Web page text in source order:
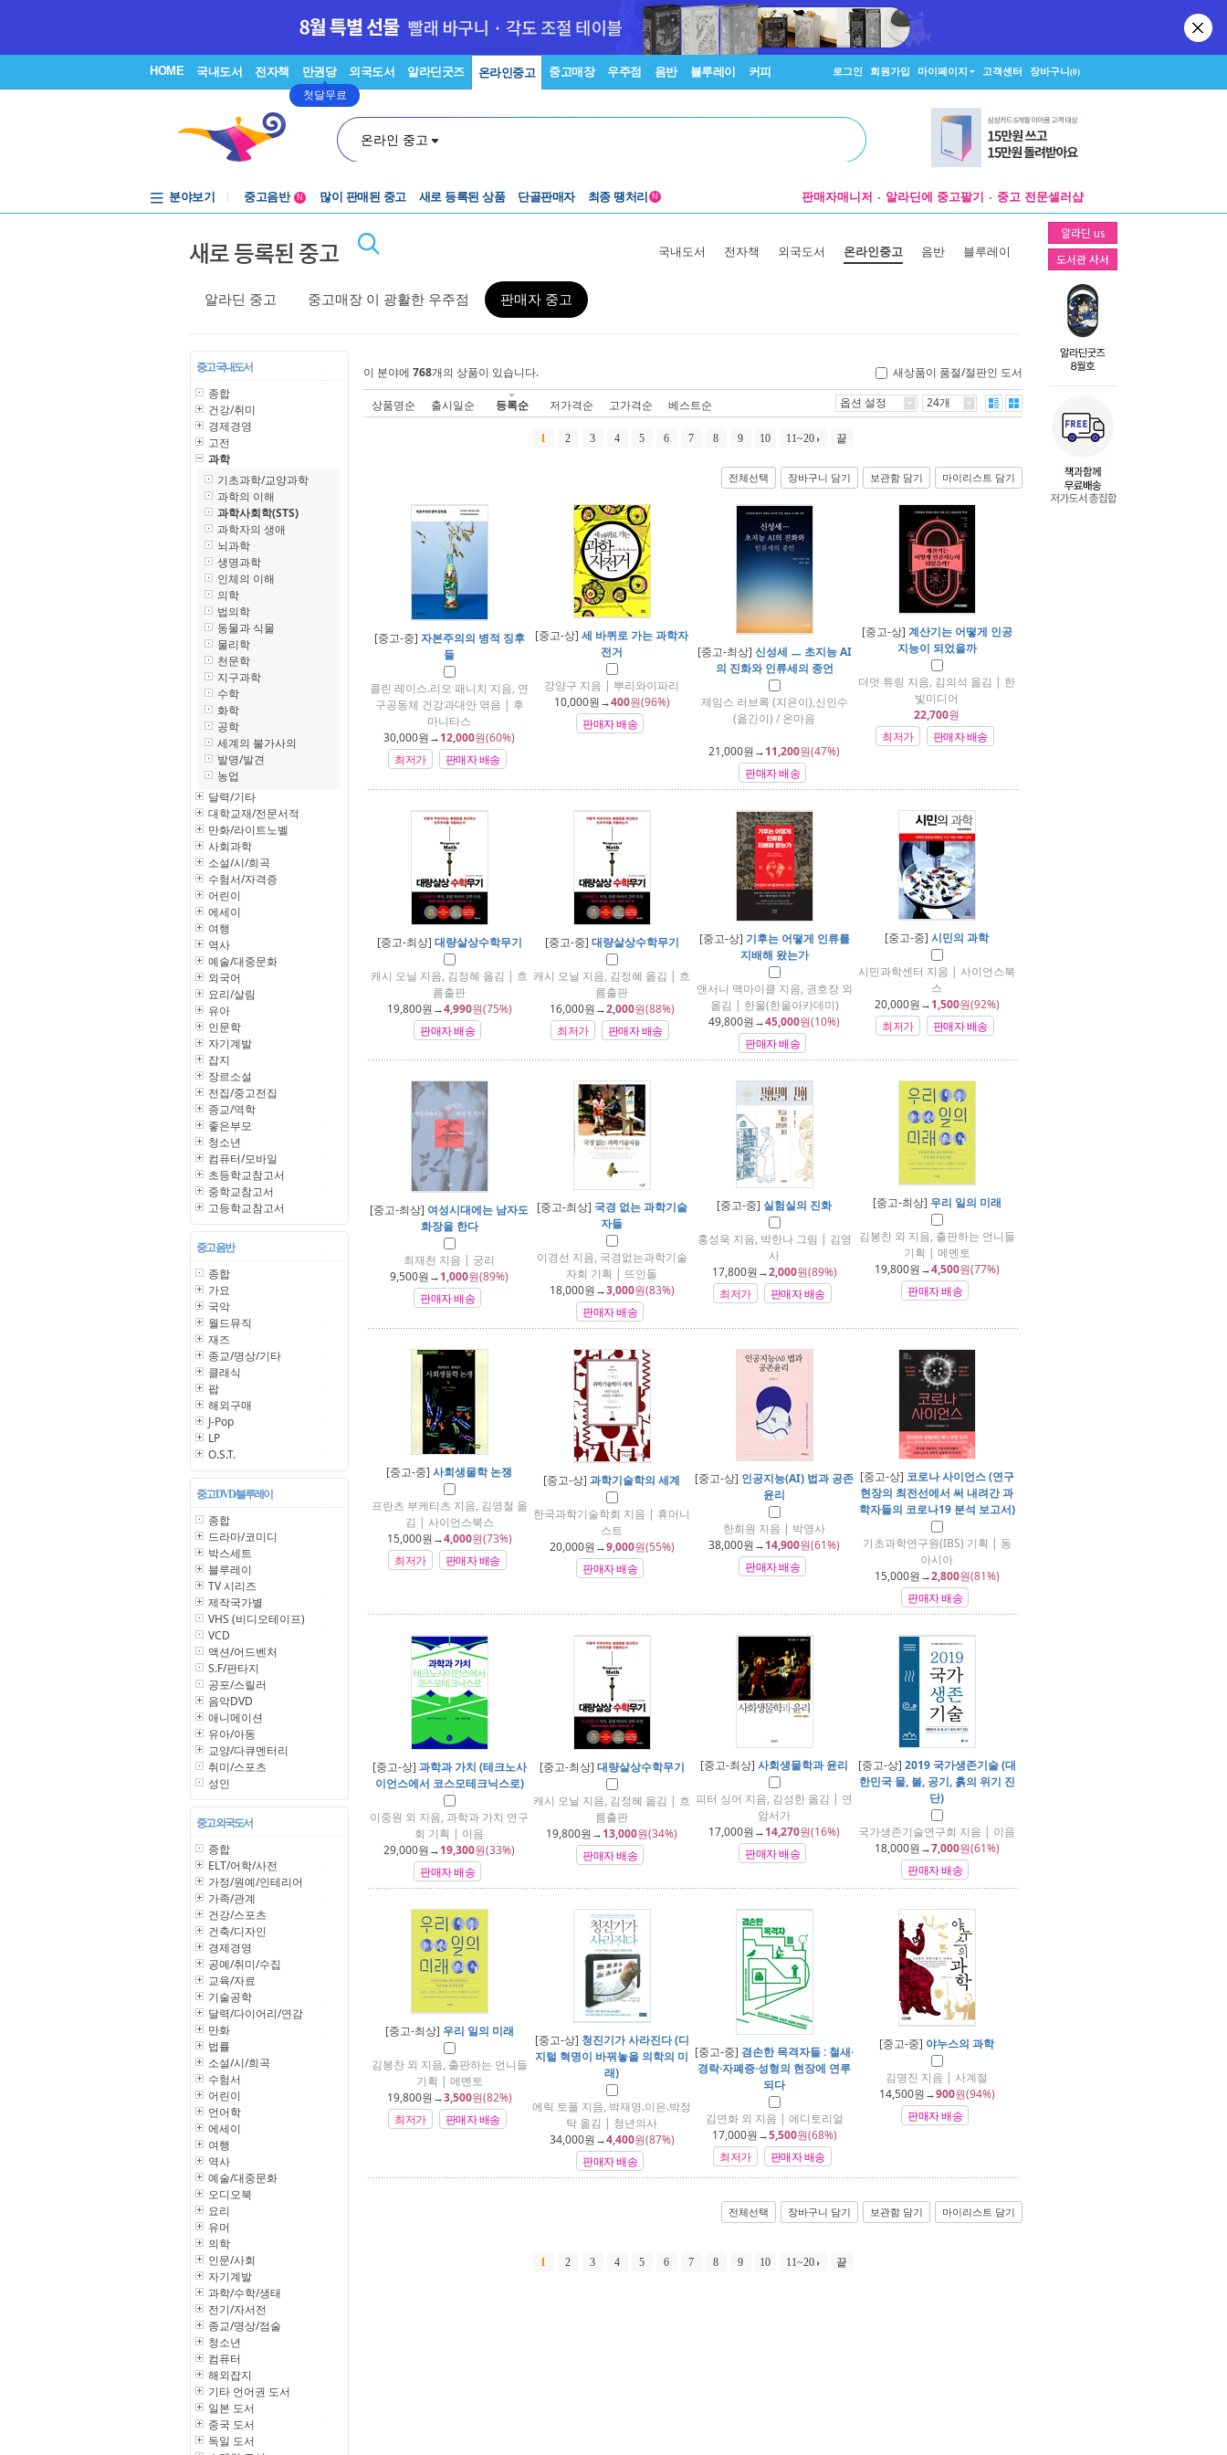
HOME 국내도서 전자책 만권당
첫달무료
외국도서 알라딘굿즈 온라인중고 중고매장 우주점 음반 블루레이 커피 로그인 회원가입 마이페이지 고객센터 장바구니(0)
온라인 중고
분야보기
중고음반
중고음반
N 많이 판매된 중고 새로 등록된 상품 단골판매자 최종 땡처리 N 판매자매니저 알라딘에 중고팔기 중고 전문셀러샵
알라딘 us
도서관 사서
새로 등록된 중고 국내도서 전자책 외국도서 온라인중고 음반 블루레이
알라딘 중고 중고매장 이 광활한 우주점 판매자 중고
중고 국내도서
종합
건강/취미
경제경영
고전
과학
기초과학/교양과학
과학의 이해
과학사회학(STS)
과학자의 생애
뇌과학
생명과학
인체의 이해
의학
법의학
동물과 식물
물리학
천문학
지구과학
수학
화학
공학
세계의 불가사의
발명/발견
농업
달력/기타
대학교재/전문서적
만화/라이트노벨
사회과학
소설/시/희곡
수험서/자격증
어린이
에세이
여행
역사
예술/대중문화
외국어
요리/살림
유아
인문학
자기계발
잡지
장르소설
전집/중고전집
종교/역학
좋은부모
청소년
컴퓨터/모바일
초등학교참고서
중학교참고서
고등학교참고서
중고 음반
종합
가요
국악
월드뮤직
재즈
종교/명상/기타
클래식
팝
해외구매
J-Pop
LP
O.S.T.
중고 DVD/블루레이
종합
드라마/코미디
박스세트
블루레이
TV 시리즈
제작국가별
VHS (비디오테이프)
VCD
액션/어드벤처
S.F/판타지
공포/스릴러
음악DVD
애니메이션
유아/아동
교양/다큐멘터리
취미/스포츠
성인
중고 외국도서
종합
ELT/어학/사전
가정/원예/인테리어
가족/관계
건강/스포츠
건축/디자인
경제경영
공예/취미/수집
교육/자료
기술공학
달력/다이어리/연감
만화
법률
소설/시/희곡
수험서
어린이
언어학
에세이
여행
역사
예술/대중문화
오디오북
요리
유머
의학
인문/사회
자기계발
과학/수학/생태
전기/자서전
종교/명상/점술
청소년
컴퓨터
해외잡지
기타 언어권 도서
일본 도서
중국 도서
독일 도서
이 분야에 768개의 상품이 있습니다. 새상품이 품절/절판인 도서
상품명순 출시일순 등록순 저가격순 고가격순 베스트순 옵션 설정 24개
1 2 3 4 5 6 7 8 9 10 11~20 끝
전체선택 장바구니 담기 보관함 담기 마이리스트 담기
[중고-중] 자본주의의 병적 징후
들
콜린 레이스.리오 패니치 지음, 연
구공동체 건강과대안 엮음 | 후
마니타스
30,000원→12,000원(60%)
최저가
판매자 배송
[중고-상] 세 바퀴로 가는 과학자
전거
강양구 지음 | 뿌리와이파리
10,000원→400원(96%)
판매자 배송
[중고-최상] 신성세 ㅡ 초지능 AI
의 진화와 인류세의 종언
제임스 러브록 (지은이),신인수
(옮긴이) / 온마음
21,000원→11,200원(47%)
판매자 배송
[중고-상] 계산기는 어떻게 인공
지능이 되었을까
더멋 튜링 지음, 김의석 옮김 | 한
빛미디어
22,700원
최저가
판매자 배송
[중고-최상] 대량살상수학무기
캐시 오닐 지음, 김정혜 옮김 | 흐
름출판
19,800원→4,990원(75%)
판매자 배송
[중고-중] 대량살상수학무기
캐시 오닐 지음, 김정혜 옮김 | 흐
름출판
16,000원→2,000원(88%)
최저가
판매자 배송
[중고-상] 기후는 어떻게 인류를
지배해 왔는가
앤서니 맥마이클 지음, 권호장 외
옮김 | 한울(한울아카데미)
49,800원→45,000원(10%)
판매자 배송
[중고-중] 시민의 과학
시민과학센터 지음 | 사이언스북
스
20,000원→1,500원(92%)
최저가
판매자 배송
[중고-최상] 여성시대에는 남자도
화장을 한다
최재천 지음 | 궁리
9,500원→1,000원(89%)
판매자 배송
[중고-최상] 국경 없는 과학기술
자들
이경선 지음, 국경없는과학기술
자회 기획 | 뜨인돌
18,000원→3,000원(83%)
판매자 배송
[중고-중] 실험실의 진화
홍성욱 지음, 박한나 그림 | 김영
사
17,800원→2,000원(89%)
최저가
판매자 배송
[중고-최상] 우리 일의 미래
김봉찬 외 지음, 출판하는 언니들
기획 | 메멘토
19,800원→4,500원(77%)
판매자 배송
[중고-중] 사회생물학 논쟁
프란츠 부케티츠 지음, 김영철 옮
김 | 사이언스북스
15,000원→4,000원(73%)
최저가
판매자 배송
[중고-상] 과학기술학의 세계
한국과학기술학회 지음 | 휴머니
스트
20,000원→9,000원(55%)
판매자 배송
[중고-상] 인공지능(AI) 법과 공존
윤리
한희원 지음 | 박영사
38,000원→14,900원(61%)
판매자 배송
[중고-상] 코로나 사이언스 (연구
현장의 최전선에서 써 내려간 과
학자들의 코로나19 분석 보고서)
기초과학연구원(IBS) 기획 | 동
아시아
15,000원→2,800원(81%)
판매자 배송
[중고-상] 과학과 가치 (테크노사
이언스에서 코스모테크닉스로)
이중원 외 지음, 과학과 가치 연구
회 기획 | 이음
29,000원→19,300원(33%)
판매자 배송
[중고-최상] 대량살상수학무기
캐시 오닐 지음, 김정혜 옮김 | 흐
름출판
19,800원→13,000원(34%)
판매자 배송
[중고-최상] 사회생물학과 윤리
피터 싱어 지음, 김성한 옮김 | 연
암서가
17,000원→14,270원(16%)
판매자 배송
[중고-상] 2019 국가생존기술 (대
한민국 물, 불, 공기, 흙의 위기 진
단)
국가생존기술연구회 지음 | 이음
18,000원→7,000원(61%)
판매자 배송
[중고-최상] 우리 일의 미래
김봉찬 외 지음, 출판하는 언니들
기획 | 메멘토
19,800원→3,500원(82%)
최저가
판매자 배송
[중고-상] 청진기가 사라진다 (디
지털 혁명이 바꿔놓을 의학의 미
래)
에릭 토폴 지음, 박재영.이은.박정
탁 옮김 | 청년의사
34,000원→4,400원(87%)
판매자 배송
[중고-중] 겸손한 목격자들 : 철새·
경락·자폐증·성형의 현장에 연루
되다
김연화 외 지음 | 에디토리얼
17,000원→5,500원(68%)
최저가
판매자 배송
[중고-중] 야누스의 과학
김명진 지음 | 사계절
14,500원→900원(94%)
판매자 배송
전체선택 장바구니 담기 보관함 담기 마이리스트 담기
1 2 3 4 5 6 7 8 9 10 11~20 끝